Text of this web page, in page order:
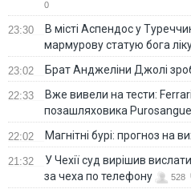
0
23:30
В місті Аспендос у
мармурову статую бога
23:02 Брат Анджеліни Джолі
22:33
Вже вивели на тести:
позашляховика
22:02 Магнітні бурі: прогноз на
21:32
У Чехії суд вирішив
за чеха по телефону
528